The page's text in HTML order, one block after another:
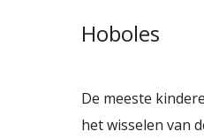
Hoboles
De meeste
het wisselen van